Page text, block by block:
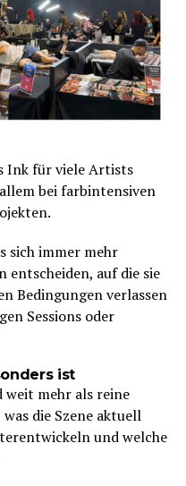
Ink für viele Artists
bei farbintensiven
sich immer mehr
entscheiden, auf die sie
Bedingungen verlassen
Sessions oder
ist
weit mehr als reine
die Szene aktuell
und welche